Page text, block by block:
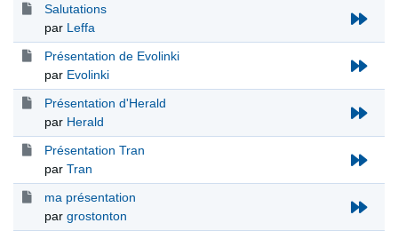
Salutations
par Leffa
Présentation de Evolinki
par Evolinki
Présentation d'Herald
par Herald
Présentation Tran
par Tran
ma présentation
par grostonton